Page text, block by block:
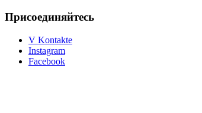
Присоединяйтесь
V Kontakte
Instagram
Facebook